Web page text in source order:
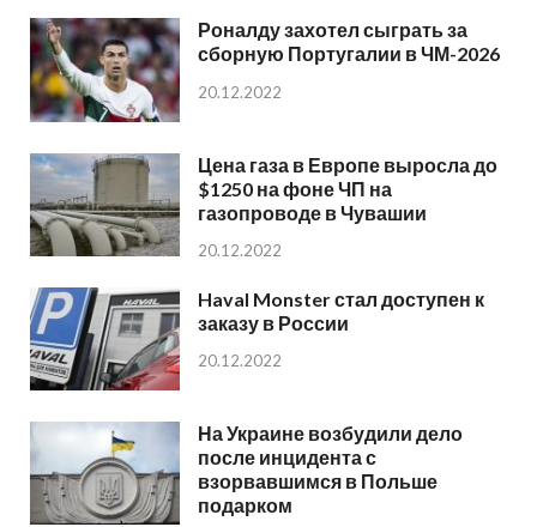
Роналду захотел сыграть за
сборную Португалии в ЧМ-2026
20.12.2022
Цена газа в Европе выросла до
$1250 на фоне ЧП на
газопроводе в Чувашии
20.12.2022
Haval Monster стал доступен к
заказу в России
20.12.2022
На Украине возбудили дело
после инцидента с
взорвавшимся в Польше
подарком